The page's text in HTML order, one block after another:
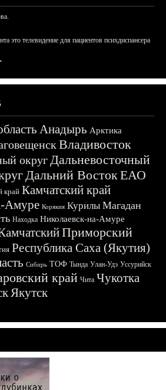
это телевидение для пациентов психдиспансера
Анадырь Арктика
Владивосток
округДальневосточный
Дальний ВостокЕАО
край Камчатский край
Амуре Корякия Курилы Магадан
Находка Николаевск-на-Амуре
Приморский
Республика Саха (Якутия)
Сибирь ТОФ Тында Улан-Удэ Уссурийск
край Чита Чукотка
Якутск